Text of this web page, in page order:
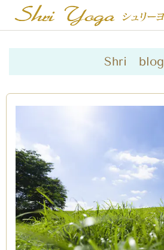
Shri blog